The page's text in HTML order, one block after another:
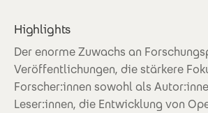
Highlights
Der enorme Zuwachs an
Veröffentlichungen, die stärkere
Forscher:innen sowohl als
Leser:innen, die Entwicklung von